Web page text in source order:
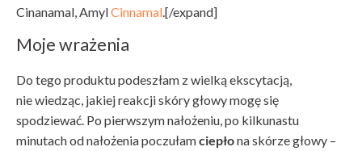
Cinanamal, AmylCinnamal.[/expand]
Moje wrażenia
Do tego produktu podeszłam z wielką ekscytacją,
nie wiedząc, jakiej reakcji skóry głowy mogę się
spodziewać. Po pierwszym nałożeniu, po kilkunastu
minutach od nałożenia poczułamciepłona skórze głowy –